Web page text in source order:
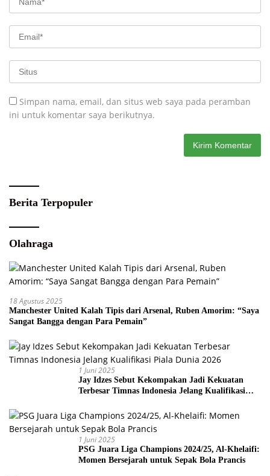
Simpan nama, email, dan situs web saya pada peramban
ini untuk komentar saya berikutnya.
Berita Terpopuler
Olahraga
18 Agustus 2025
Manchester United Kalah Tipis dari Arsenal, Ruben Amorim: “Saya
Sangat Bangga dengan Para Pemain”
1 Juni 2025
Jay Idzes Sebut Kekompakan Jadi Kekuatan
Terbesar Timnas Indonesia Jelang Kualifikasi
1 Juni 2025
PSG Juara Liga Champions 2024/25, Al-Khelaifi:
Momen Bersejarah untuk Sepak Bola Prancis